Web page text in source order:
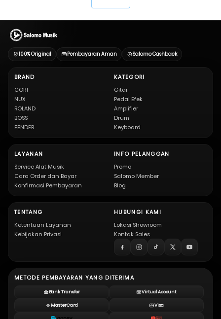
100% Original Pembayaran Aman Salomo Cashback
BRAND
CORT
NUX
ROLAND
BOSS
FENDER
KATEGORI
Gitar
Pedal Efek
Amplifier
Drum
Keyboard
LAYANAN
Service Alat Musik
Cara Order dan Bayar
Konfirmasi Pembayaran
INFO PELANGGAN
Promo
Salomo Member
Blog
TENTANG
Ketentuan Layanan
Kebijakan Privasi
HUBUNGI KAMI
Lokasi Showroom
Kontak Sales
METODE PEMBAYARAN YANG DITERIMA
Bank Transfer Virtual Account
MasterCard Visa